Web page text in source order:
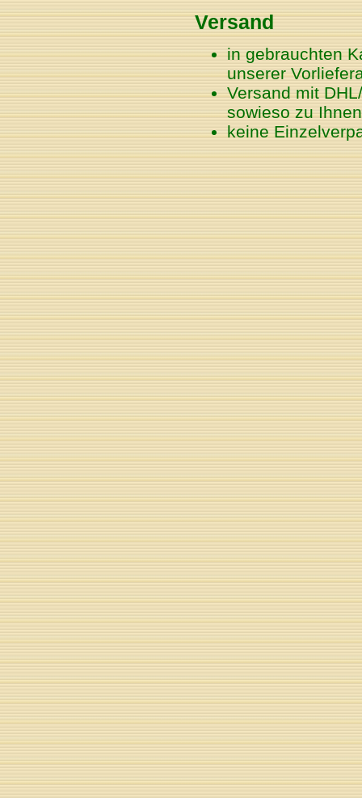
Versand
in gebrauchten
unserer
Versand mit
sowieso zu
keine